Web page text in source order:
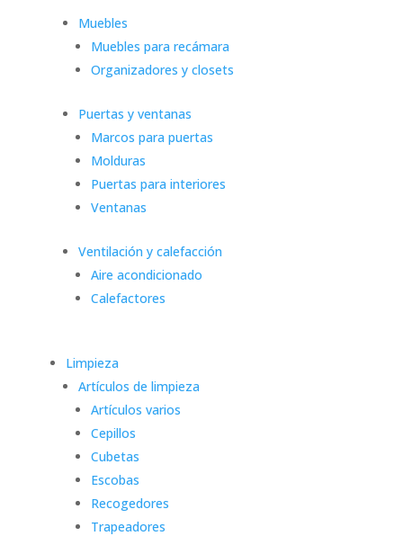
Muebles
Muebles para recámara
Organizadores y closets
Puertas y ventanas
Marcos para puertas
Molduras
Puertas para interiores
Ventanas
Ventilación y calefacción
Aire acondicionado
Calefactores
Limpieza
Artículos de limpieza
Artículos varios
Cepillos
Cubetas
Escobas
Recogedores
Trapeadores